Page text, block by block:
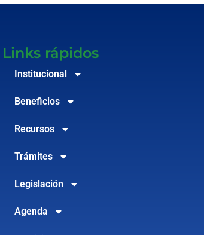
Links rápidos
Institucional
Beneficios
Recursos
Trámites
Legislación
Agenda